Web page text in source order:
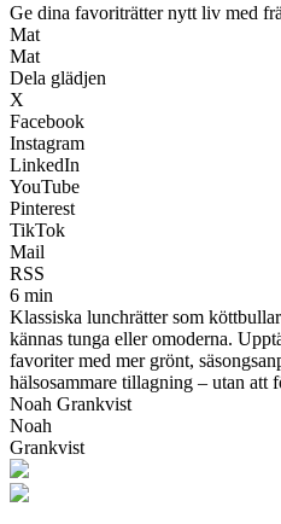
Ge dina favoriträtter nytt liv med
Mat
Mat
Dela glädjen
X
Facebook
Instagram
LinkedIn
YouTube
Pinterest
TikTok
Mail
RSS
6 min
Klassiska lunchrätter som
kännas tunga eller omoderna.
favoriter med mer grönt,
hälsosammare tillagning – utan att
Noah Grankvist
Noah
Grankvist